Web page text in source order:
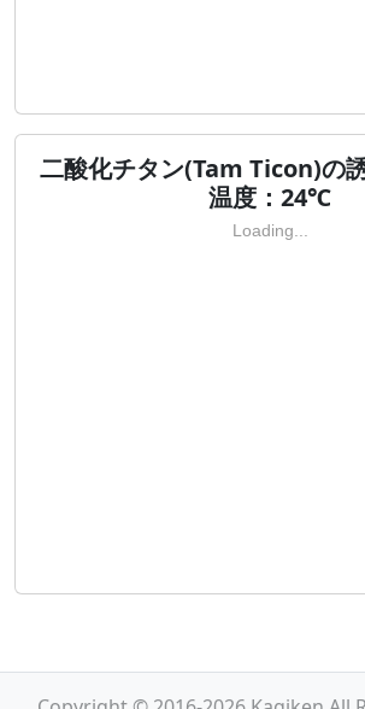
二酸化チタン(Tam Ticon)の
温度：24℃
Loading...